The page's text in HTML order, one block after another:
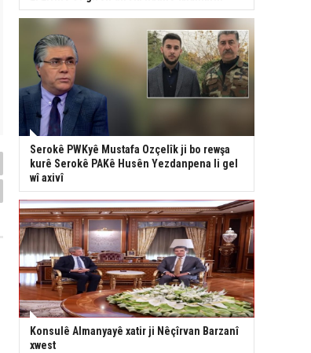
Serokê PWKyê Mustafa Ozçelîk ji bo rewşa
kurê Serokê PAKê Husên Yezdanpena li gel
wî axivî
Konsulê Almanyayê xatir ji Nêçîrvan Barzanî
xwest